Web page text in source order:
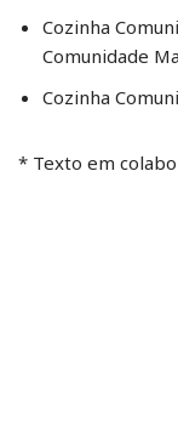
Cozinha
Comunidade
Cozinha
* Texto em